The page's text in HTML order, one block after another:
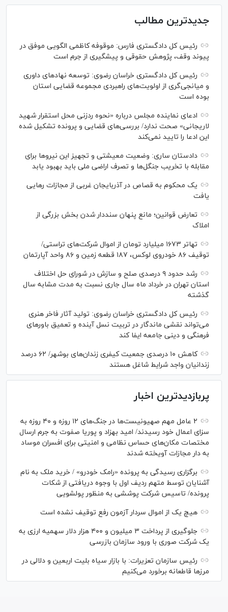
جدیدترین مطالب
رئیس کل دادگستری فارس: موقوفه کاظمی الگویی موفق در
پیوند وقف، پژوهش حقوقی و پیشگیری از جرم است
رئیس کل دادگستری خراسان رضوی: توسعه نهاد‌های داوری
و میانجی‌گری از اولویت‌های راهبردی مجموعه قضایی استان
بوده است
ادعای نماینده مجلس درباره «نحوه ردزنی محل استقرار شهید
لاریجانی» صحت ندارد/ بررسی‌های قضایی و پرونده تشکیل شده
این ادعا را تایید نمی‌کند
دادستان ساری: وضعیت معیشتی و تجهیز این نیرو‌ها برای
مقابله با تخریب جنگل‌ها و تصرف اراضی ملی باید بهبود یابد
یک محکوم به قصاص در آذربایجان‌ غربی از مجازات رهایی
یافت
تعارض قوانین؛ مانع پنهان سنددار شدن بخش بزرگی از
املاک
تهاتر ۱۶۷۳ میلیارد تومان از اموال شرکت‌های تراستی/
توقیف ۸۶ خودروی لوکس، ۱۸۷ قطعه زمین و ۸۶ واحد آپارتمان
رشد حدود ۹ درصدی صلح و سازش در شورای حل اختلاف
استان تهران در خرداد ماه سال جاری نسبت به مدت مشابه سال
گذشته
رئیس کل دادگستری خراسان رضوی: تولید آثار فاخر هنری
می‌تواند نقشی ماندگار در تربیت نسل آینده و تعمیق باور‌های
فرهنگی و دینی جامعه ایفا کند
کاهش ۱۰ درصدی جمعیت کیفری زندان‌های بوشهر/ ۶۲ درصد
زندانیان واجد شرایط شاغل هستند
پربازدیدترین اخبار
۲ عامل مهم صهیونیست‌ها در جنگ‌های ۱۲ روزه و ۴۰ روزه به
سزای اعمال خود رسیدند/ امید بهزاد و پوریا صفوت به جرم ارسال
مختصات مکان‌های حساس نظامی و امنیتی برای افسران موساد
به دار مجازات آویخته شدند
برگزاری رسیدگی به پرونده «رامک خودرو» / خرید ملک به نام
آشنایان توسط متهم ردیف اول با وجوه دریافتی از شکات
پرونده/ تاسیس شرکت پوششی به منظور پولشویی
هیچ یک از اموال سردار آزمون رفع توقیف نشده است
جلوگیری از پرداخت ۳ میلیون و ۴۰۰ هزار دلار سهمیه ارزی به
یک شرکت صوری با ورود سازمان بازرسی
رئیس سازمان تعزیرات: با بازار سیاه بلیت اربعین و دلالی در
مرز‌ها قاطعانه برخورد می‌کنیم